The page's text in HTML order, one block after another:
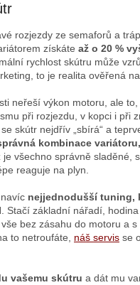
í
p
r
v
y
v
ý
p
i
s
í
rozjezdy ze semaforů a
získáte až o 20 %
rychlost skútru může
to je realita ověřená
neřeší výkon motoru, ale
při rozjezdu, v kopci i při
skútr nejdřív „sbírá“ a
kombinace
je všechno správně sladěné,
reaguje na plyn.
nejjednodušší tuning,
. Stačí základní nářadí,
bez zásahu do motoru a
to netroufáte, náš servis se
vašemu skútru a dát mu